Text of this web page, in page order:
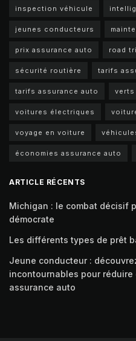
inspection véhicule
jeunes conducteurs
prix assurance auto road
sécurité routière tarifs
tarifs assurance auto verts
voitures électriques
voyage en voiture
économies assurance auto
ARTICLE RÉCENTS
Michigan : le combat décisif
démocrate
Les différents types de prêt
Jeune conducteur :
incontournables pour
assurance auto